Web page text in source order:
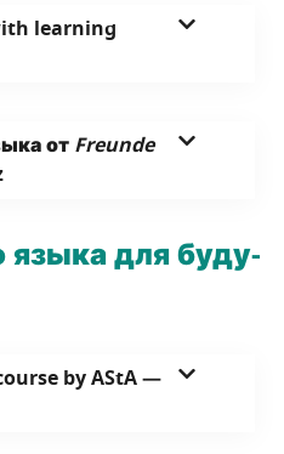
learning
от Freunde
язы­ка для буду­
by AStA —